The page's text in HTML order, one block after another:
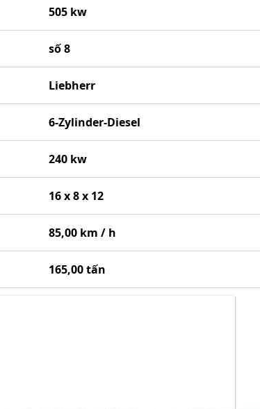
505 kw
số 8
Liebherr
6-Zylinder-Diesel
240 kw
16 x 8 x 12
85,00 km / h
165,00 tấn